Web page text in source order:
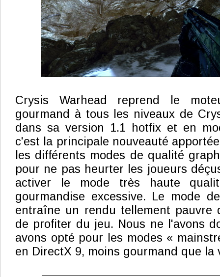
Crysis Warhead reprend le
gourmand à tous les niveaux de
dans sa version 1.1 hotfix et en
c'est la principale nouveauté
les différents modes de qualité
pour ne pas heurter les joueurs
activer le mode très haute
gourmandise excessive. Le mode
entraîne un rendu tellement pauvre
de profiter du jeu. Nous ne l'avons
avons opté pour les modes «
en DirectX 9, moins gourmand que la